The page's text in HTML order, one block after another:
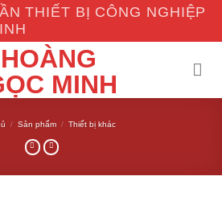
THIẾT BỊ CÔNG NGHIỆP
/ Sản phẩm / Thiết bị khác